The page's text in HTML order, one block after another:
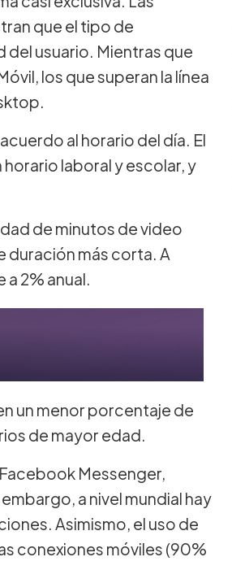
que el tipo de
usuario. Mientras que
los que superan la línea
al horario del día. El
laboral y escolar, y
de minutos de video
duración más corta. A
2% anual.
un menor porcentaje de
de mayor edad.
Messenger,
a nivel mundial hay
Asimismo, el uso de
conexiones móviles (90%